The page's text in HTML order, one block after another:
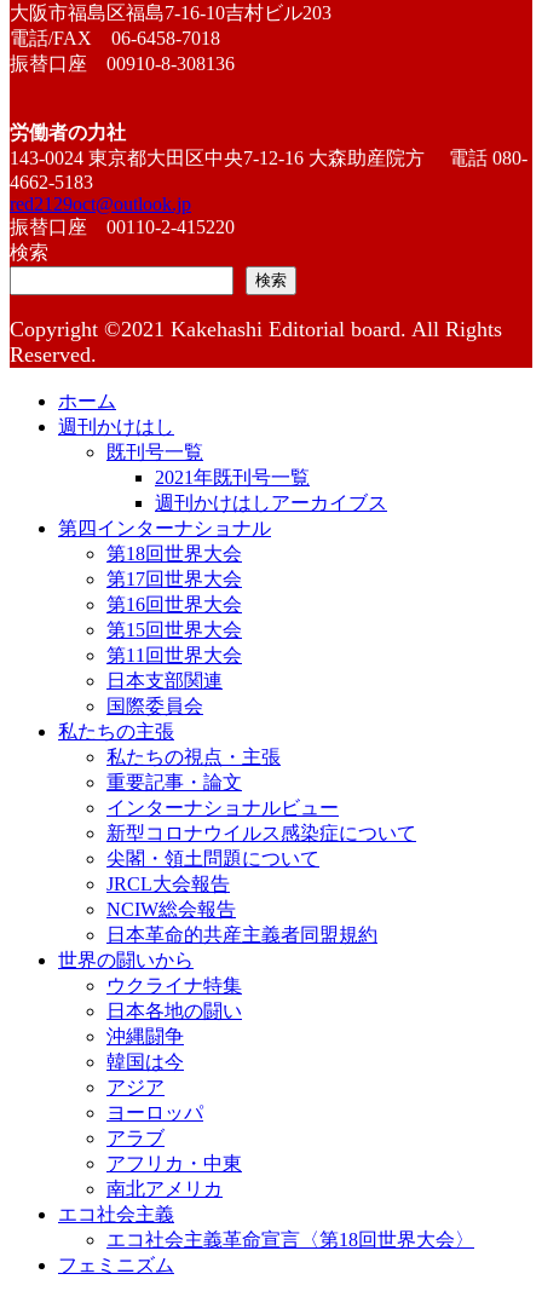
大阪市福島区福島7-16-10吉村ビル203
電話/FAX 06-6458-7018
振替口座 00910-8-308136
労働者の力社
143-0024 東京都大田区中央7-12-16 大森助産院方 電話 080-
4662-5183
red2129oct@outlook.jp
振替口座 00110-2-415220
検索
検索
Copyright ©2021 Kakehashi Editorial board. All Rights
Reserved.
ホーム
週刊かけはし
既刊号一覧
2021年既刊号一覧
週刊かけはしアーカイブス
第四インターナショナル
第18回世界大会
第17回世界大会
第16回世界大会
第15回世界大会
第11回世界大会
日本支部関連
国際委員会
私たちの主張
私たちの視点・主張
重要記事・論文
インターナショナルビュー
新型コロナウイルス感染症について
尖閣・領土問題について
JRCL大会報告
NCIW総会報告
日本革命的共産主義者同盟規約
世界の闘いから
ウクライナ特集
日本各地の闘い
沖縄闘争
韓国は今
アジア
ヨーロッパ
アラブ
アフリカ・中東
南北アメリカ
エコ社会主義
エコ社会主義革命宣言〈第18回世界大会〉
フェミニズム